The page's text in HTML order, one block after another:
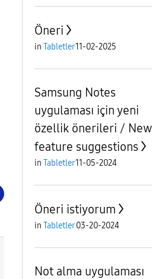
Öneri
in Tabletler11-02-2025
Samsung Notes
uygulaması için yeni
özellik önerileri / New
feature suggestions
in Tabletler11-05-2024
Öneri istiyorum
in Tabletler 03-20-2024
Not alma uygulaması